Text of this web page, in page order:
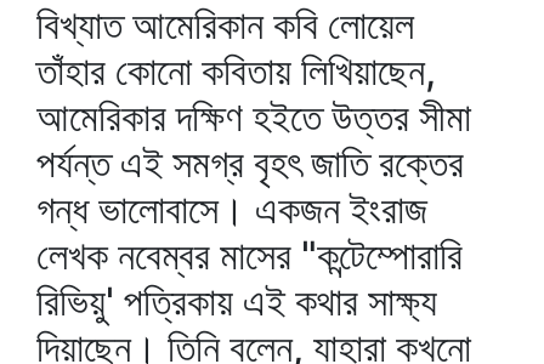
বিখ্যাত আমেরিকান কবি লোয়েল
তাঁহার কোনো কবিতায় লিখিয়াছেন,
আমেরিকার দক্ষিণ হইতে উত্তর সীমা
পর্যন্ত এই সমগ্র বৃহৎ জাতি রক্তের
গন্ধ ভালোবাসে। একজন ইংরাজ
লেখক নবেম্বর মাসের "কন্টেম্পোরারি
রিভিয়ু' পত্রিকায় এই কথার সাক্ষ্য
দিয়াছেন। তিনি বলেন, যাহারা কখনো